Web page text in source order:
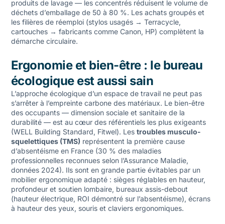
produits de lavage — les concentrés réduisent le volume de
déchets d’emballage de 50 à 80 %. Les achats groupés et
les filières de réemploi (stylos usagés → Terracycle,
cartouches → fabricants comme Canon, HP) complètent la
démarche circulaire.
Ergonomie et bien-être : le bureau
écologique est aussi sain
L’approche écologique d’un espace de travail ne peut pas
s’arrêter à l’empreinte carbone des matériaux. Le bien-être
des occupants — dimension sociale et sanitaire de la
durabilité — est au cœur des référentiels les plus exigeants
(WELL Building Standard, Fitwel). Les troubles musculo-
squelettiques (TMS) représentent la première cause
d’absentéisme en France (30 % des maladies
professionnelles reconnues selon l’Assurance Maladie,
données 2024). Ils sont en grande partie évitables par un
mobilier ergonomique adapté : sièges réglables en hauteur,
profondeur et soutien lombaire, bureaux assis-debout
(hauteur électrique, ROI démontré sur l’absentéisme), écrans
à hauteur des yeux, souris et claviers ergonomiques.